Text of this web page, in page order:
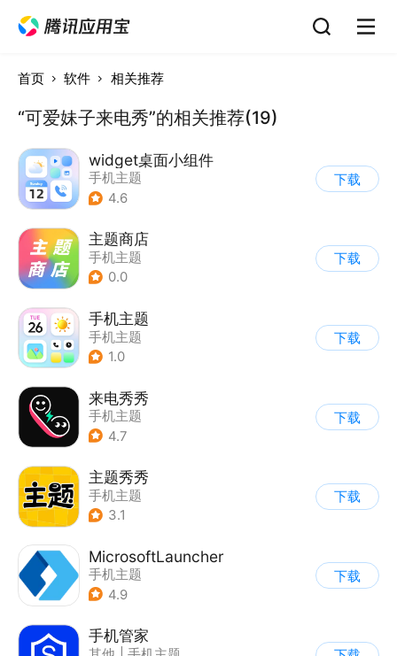
首页 软件 相关推荐
“可爱妹子来电秀”的相关推荐(19)
widget桌面小组件
手机主题
4.6
下载
主题商店
手机主题
0.0
下载
手机主题
手机主题
1.0
下载
来电秀秀
手机主题
4.7
下载
主题秀秀
手机主题
3.1
下载
MicrosoftLauncher
手机主题
4.9
下载
手机管家